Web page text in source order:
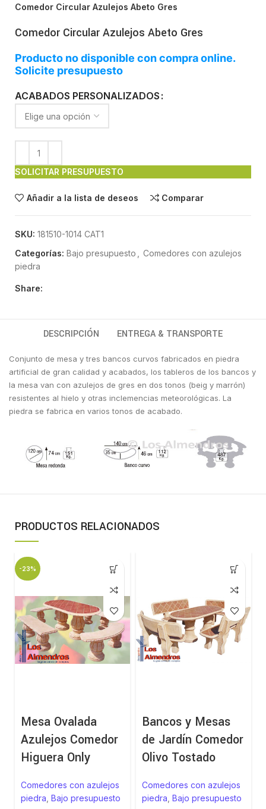
Comedor Circular Azulejos Abeto Gres
Comedor Circular Azulejos Abeto Gres
Producto no disponible con compra online.
Solicite presupuesto
ACABADOS PERSONALIZADOS
SOLICITAR PRESUPUESTO
Añadir a la lista de deseos Comparar
SKU: 181510-1014 CAT1
Categorías: Bajo presupuesto
Comedores con azulejos
piedra
Share:
DESCRIPCIÓN ENTREGA & TRANSPORTE
Conjunto de mesa y tres bancos curvos fabricados en piedra
artificial de gran calidad y acabados, los tableros de los bancos y
la mesa van con azulejos de gres en dos tonos (beig y marrón)
resistentes al hielo y otras inclemencias meteorológicas. La
piedra se fabrica en varios tonos de acabado.
PRODUCTOS RELACIONADOS
-23%
Mesa Ovalada
Azulejos Comedor
Higuera Only
Comedores con azulejos
piedra ,Bajo presupuesto
Bancos y Mesas
de Jardín Comedor
Olivo Tostado
Comedores con azulejos
piedra Bajo presupuesto